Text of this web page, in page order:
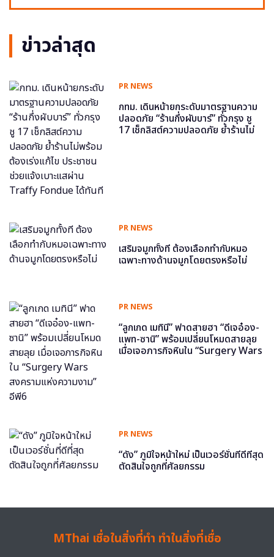
ข่าวล่าสุด
PR NEWS
กทม. เดินหน้ายกระดับมาตรฐานความ
ปลอดภัย “ร้านกึ่งผับบาร์” ทั่วกรุง ชู
17 เช็กลิสต์ความปลอดภัย ย้ำร้านไม่
PR NEWS
เสริมจมูกทั้งที ต้องเลือกทำกับหมอ
เฉพาะทางด้านจมูกโดยตรงหรือไม่
PR NEWS
“ลูกเกด เมทินี” ฟาดสายฮา “ดีเจอ๋อง-
แพท-ซานิ” พร้อมเปลี่ยนโหมดสายลุย
เมื่อเจอภารกิจหินใน “Surgery Wars
PR NEWS
“ดัง” ภูมิใจหน้าใหม่ เป็นเวอร์ชั่นที่ดีที่สุด
ตัดสินใจถูกที่ศัลยกรรม
MThai เชื่อในสิ่งที่ทำ ทำในสิ่งที่เชื่อ